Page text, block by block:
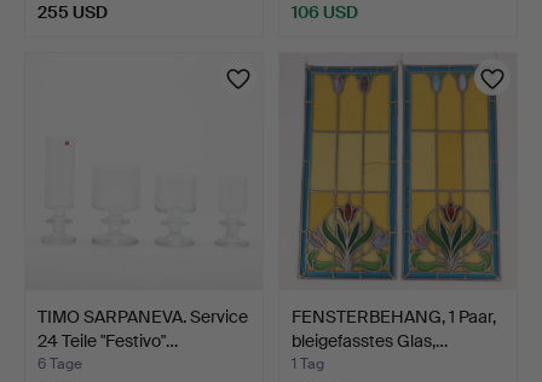
255 USD 106 USD
TIMO SARPANEVA. Service
24 Teile "Festivo"…
6 Tage
FENSTERBEHANG, 1 Paar,
bleigefasstes Glas,…
1 Tag